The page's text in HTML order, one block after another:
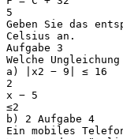
5
Geben Sie das
Celsius an.
Aufgabe 3
Welche
a) |x2 − 9| ≤ 16
2
x − 5
≤2
b) 2 Aufgabe 4
Ein mobiles